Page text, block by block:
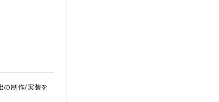
の制作/実装を